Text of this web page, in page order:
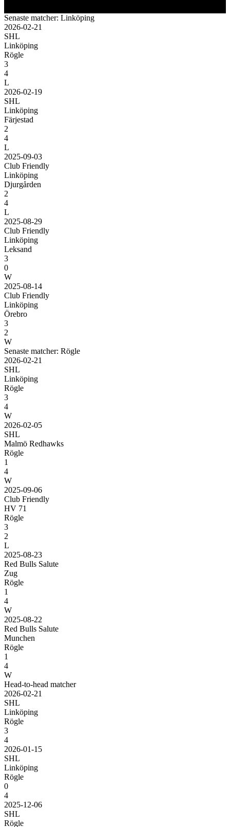
Senaste matcher: Linköping
2026-02-21
SHL
Linköping
Rögle
3
4
L
2026-02-19
SHL
Linköping
Färjestad
2
4
L
2025-09-03
Club Friendly
Linköping
Djurgården
2
4
L
2025-08-29
Club Friendly
Linköping
Leksand
3
0
W
2025-08-14
Club Friendly
Linköping
Örebro
3
2
W
Senaste matcher: Rögle
2026-02-21
SHL
Linköping
Rögle
3
4
W
2026-02-05
SHL
Malmö Redhawks
Rögle
1
4
W
2025-09-06
Club Friendly
HV 71
Rögle
3
2
L
2025-08-23
Red Bulls Salute
Zug
Rögle
1
4
W
2025-08-22
Red Bulls Salute
Munchen
Rögle
1
4
W
Head-to-head matcher
2026-02-21
SHL
Linköping
Rögle
3
4
2026-01-15
SHL
Linköping
Rögle
0
4
2025-12-06
SHL
Rögle